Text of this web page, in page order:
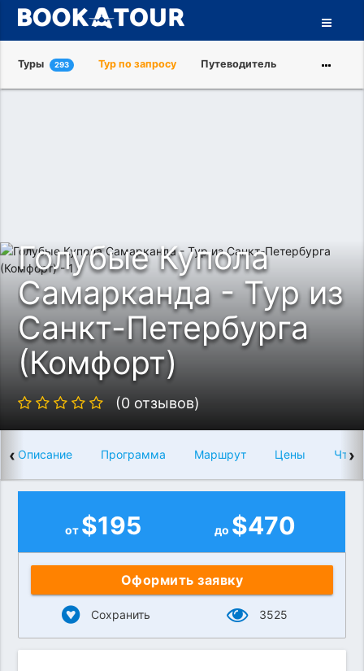
Туры 293 Тур по запросу Путеводитель
Голубые Купола
Самарканда - Тур из
Санкт-Петербурга
(Комфорт)
(0 отзывов)
Описание Программа Маршрут Цены Что
‹ ›
от $195 до $470
Оформить заявку
Сохранить 3525